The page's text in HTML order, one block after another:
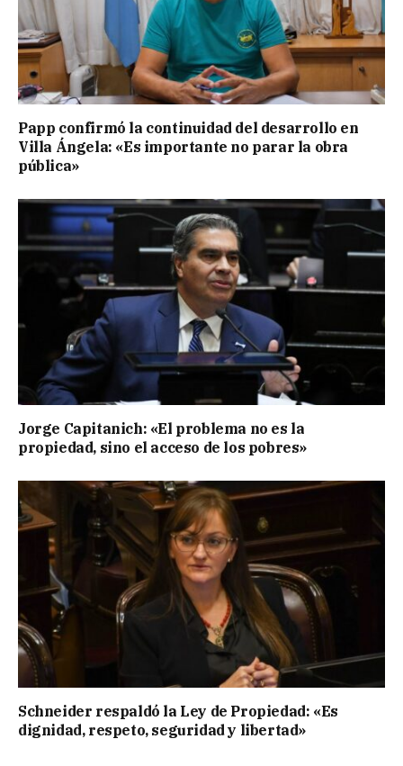
Papp confirmó la continuidad del desarrollo en
Villa Ángela: «Es importante no parar la obra
pública»
Jorge Capitanich: «El problema no es la
propiedad, sino el acceso de los pobres»
Schneider respaldó la Ley de Propiedad: «Es
dignidad, respeto, seguridad y libertad»